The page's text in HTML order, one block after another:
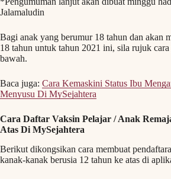
Jalamaludin
Bagi anak yang berumur 18 tahun dan akan
18 tahun untuk tahun 2021 ini, sila rujuk
bawah.
Baca juga: Cara Kemaskini Status Ibu
Menyusu Di MySejahtera
Cara Daftar Vaksin Pelajar / Anak
Atas Di MySejahtera
Berikut dikongsikan cara membuat
kanak-kanak berusia 12 tahun ke atas di